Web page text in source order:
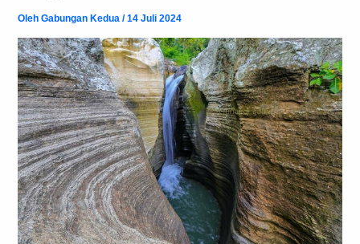
OlehGabungan Kedua/14 Juli 2024